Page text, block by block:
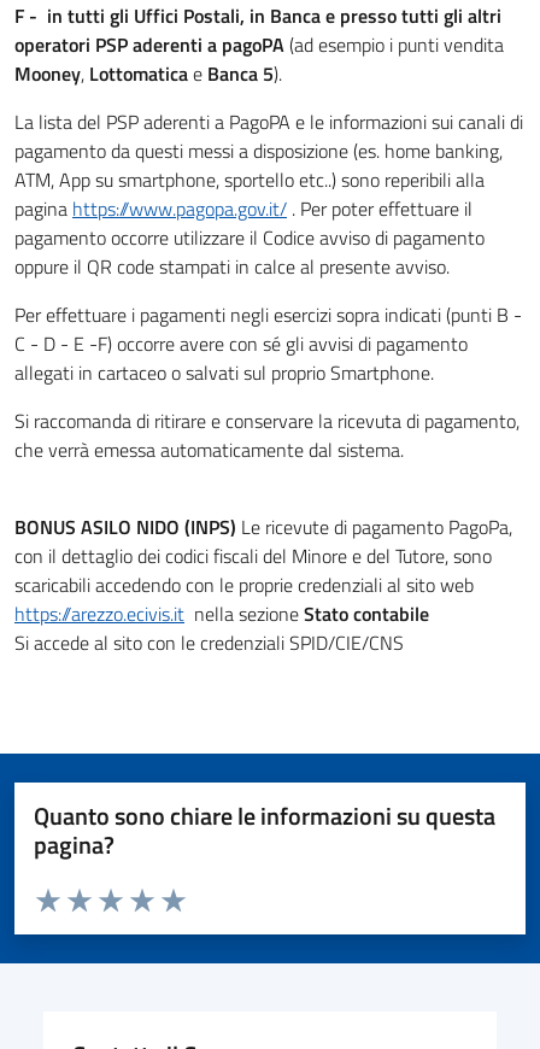
F - in tutti gli Uffici Postali, in Banca e presso tutti gli altri
operatori PSP aderenti a pagoPA(ad esempio i punti vendita
Mooney, Lottomaticae Banca 5).
La lista del PSP aderenti a PagoPA e le informazioni sui canali di
pagamento da questi messi a disposizione (es. home banking,
ATM, App su smartphone, sportello etc..) sono reperibili alla
pagina https://www.pagopa.gov.it/ . Per poter effettuare il
pagamento occorre utilizzare il Codice avviso di pagamento
oppure il QR code stampati in calce al presente avviso.
Per effettuare i pagamenti negli esercizi sopra indicati (punti B -
C - D - E -F) occorre avere con sé gli avvisi di pagamento
allegati in cartaceo o salvati sul proprio Smartphone.
Si raccomanda di ritirare e conservare la ricevuta di pagamento,
che verrà emessa automaticamente dal sistema.
BONUS ASILO NIDO (INPS) Le ricevute di pagamento PagoPa,
con il dettaglio dei codici fiscali del Minore e del Tutore, sono
scaricabili accedendo con le proprie credenziali al sito web
https://arezzo.ecivis.it nella sezioneStato contabile
Si accede al sito con le credenziali SPID/CIE/CNS
Quanto sono chiare le informazioni su questa
pagina?
Valuta da 1 a 5 stelle la pagina
Valuta 5 stelle su 5
Valuta 4 stelle su 5
Valuta 3 stelle su 5
Valuta 2 stelle su 5
Valuta 1 stelle su 5